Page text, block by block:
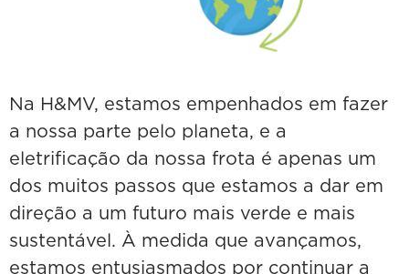
Na H&MV, estamos empenhados em fazer
a nossa parte pelo planeta, e a
eletrificação da nossa frota é apenas um
dos muitos passos que estamos a dar em
direção a um futuro mais verde e mais
sustentável. À medida que avançamos,
estamos entusiasmados por continuar a